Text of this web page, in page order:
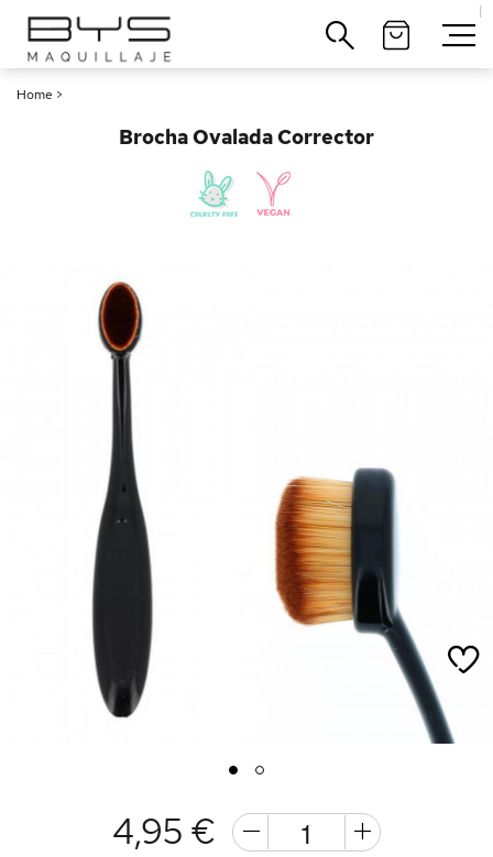
|
Home >
Brocha Ovalada Corrector
1 2
4,95 €
Cerrar